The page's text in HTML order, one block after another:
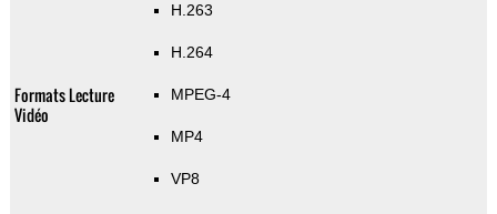
Formats Lecture
Vidéo
H.263
H.264
MPEG-4
MP4
VP8